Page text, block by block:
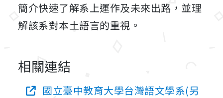
簡介快速了解系上運作及未來出路，並理
解該系對本土語言的重視。
相關連結
國立臺中教育大學台灣語文學系(另